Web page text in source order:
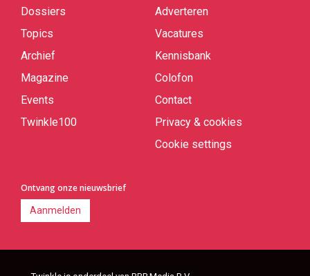
Dossiers
Topics
Archief
Magazine
Events
Twinkle100
Adverteren
Vacatures
Kennisbank
Colofon
Contact
Privacy & cookies
Cookie settings
Ontvang onze nieuwsbrief
Aanmelden